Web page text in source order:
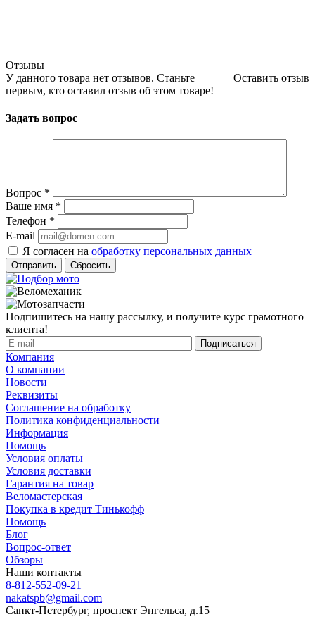
Отзывы
Оставить отзыв
У данного товара нет отзывов. Станьте
первым, кто оставил отзыв об этом товаре!
Задать вопрос
Вопрос *
Ваше имя *
Телефон *
E-mail
Я согласен на обработку персональных данных
Сбросить
Подпишитесь на нашу рассылку, и получите курс грамотного
клиента!
Компания
О компании
Новости
Реквизиты
Соглашение на обработку
Политика конфиденциальности
Информация
Помощь
Условия оплаты
Условия доставки
Гарантия на товар
Веломастерская
Покупка в кредит Тинькофф
Помощь
Блог
Вопрос-ответ
Обзоры
Наши контакты
8-812-552-09-21
nakatspb@gmail.com
Санкт-Петербург, проспект Энгельса, д.15